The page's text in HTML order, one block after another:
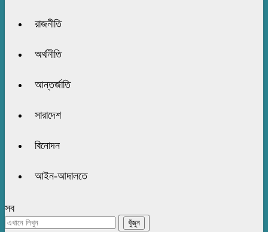
রাজনীতি
অর্থনীতি
আন্তর্জাতি
সারাদেশ
বিনোদন
আইন-আদালতে
সব